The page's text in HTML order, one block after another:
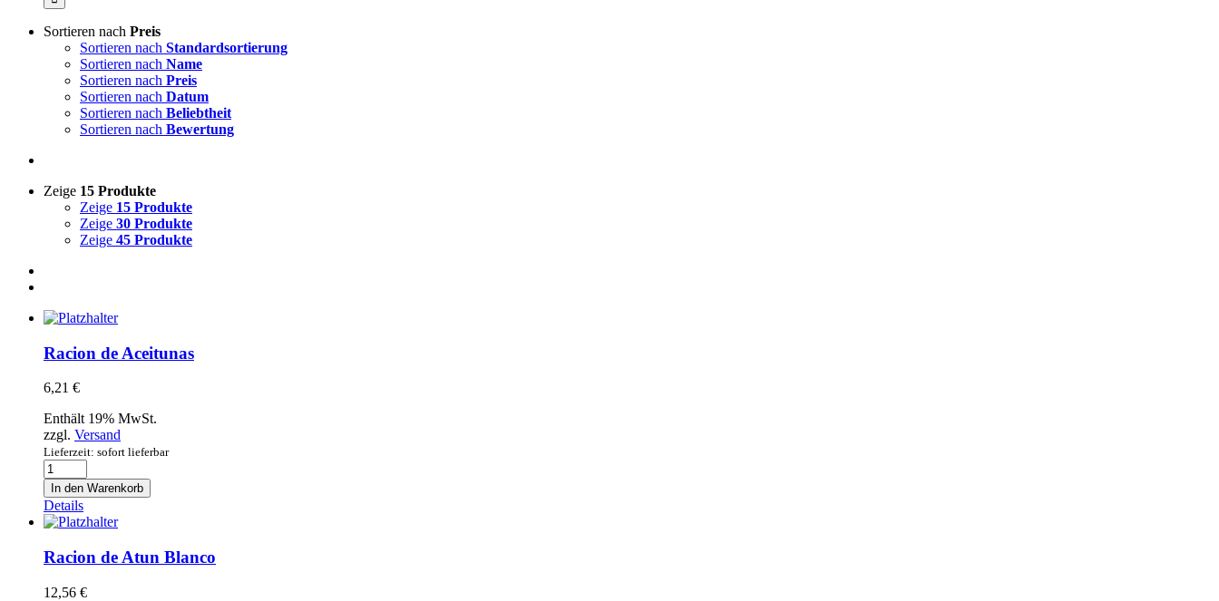
Sortieren nach Preis
Sortieren nach Standardsortierung
Sortieren nach Name
Sortieren nach Preis
Sortieren nach Datum
Sortieren nach Beliebtheit
Sortieren nach Bewertung
Zeige 15 Produkte
Zeige 15 Produkte
Zeige 30 Produkte
Zeige 45 Produkte
Racion de Aceitunas
6,21 €
Enthält 19% MwSt.
zzgl. Versand
Lieferzeit: sofort lieferbar
Racion
de
Aceitunas
Menge
In den Warenkorb
Details
Racion de Atun Blanco
12,56 €